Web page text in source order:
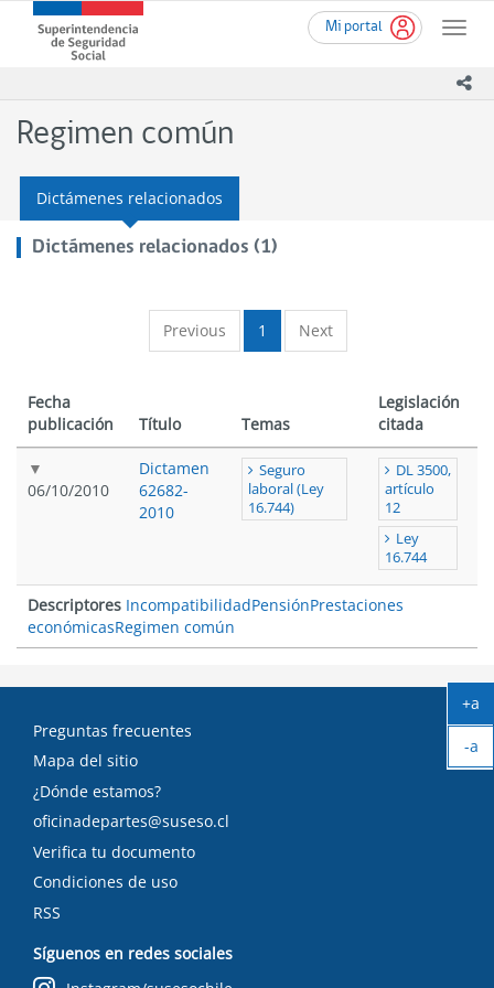
contenido
Mi portal
Toggle
Superintendencia
de
(SUSESO)
-
de
Chile
Regimen común
Dictámenes relacionados
Dictámenes relacionados (1)
Previous 1 Next
Fecha
publicación
Título Temas
Legislación
citada
06/10/2010
Dictamen
62682-
2010
Seguro
laboral (Ley
16.744)
DL 3500,
artículo
12
Ley
16.744
Descriptores IncompatibilidadPensiónPrestaciones
económicasRegimen común
Preguntas frecuentes
Mapa del sitio
¿Dónde estamos?
oficinadepartes@suseso.cl
Verifica tu documento
Condiciones de uso
RSS
Síguenos en redes sociales
+a
-a